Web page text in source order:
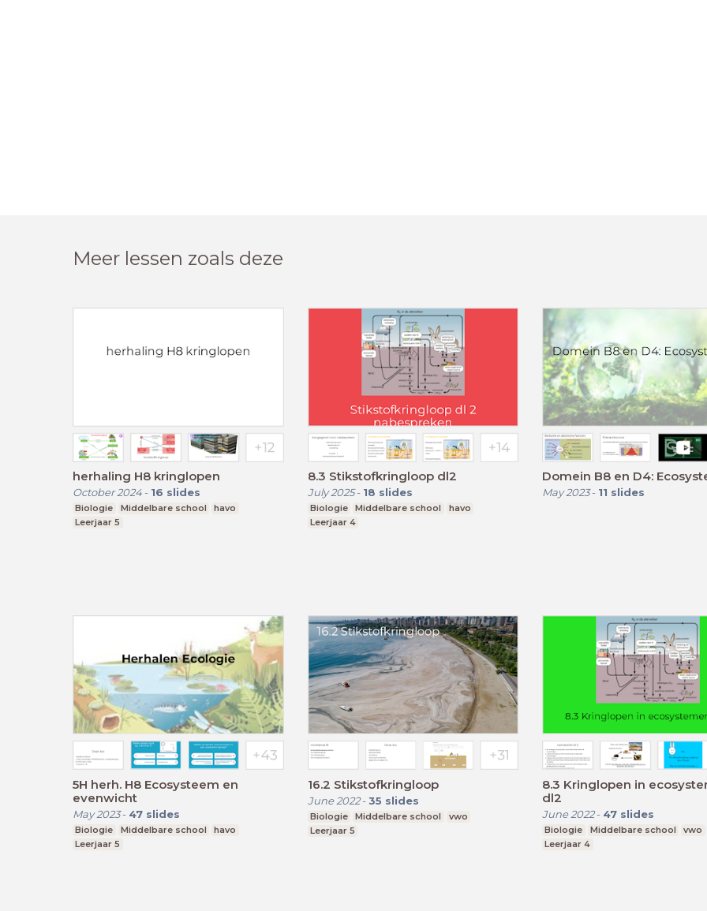
Meer lessen zoals deze
herhaling H8 kringlopen
October 2024- 16 slides
Biologie Middelbare school
havo
Leerjaar 5
8.3 Stikstofkringloop dl2
July 2025- 18 slides
Biologie Middelbare school
havo
Leerjaar 4
Domein B8 en D4:
May 2023- 11 slides
5H herh. H8 Ecosysteem en
evenwicht
May 2023- 47 slides
Biologie Middelbare school
havo
Leerjaar 5
16.2 Stikstofkringloop
June 2022- 35 slides
Biologie Middelbare school
vwo
Leerjaar 5
8.3 Kringlopen in
dl2
June 2022- 47 slides
Biologie Middelbare school
vwo
Leerjaar 4